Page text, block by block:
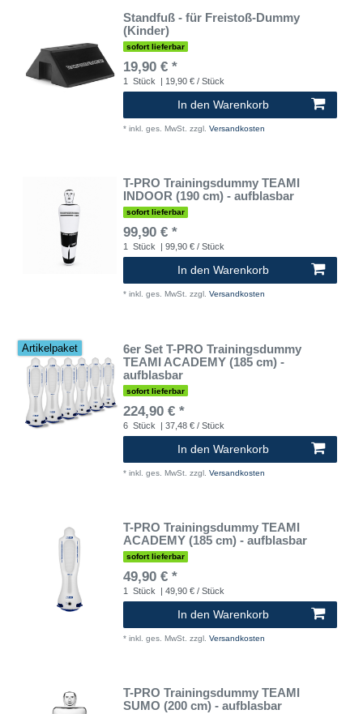
Standfuß - für Freistoß-Dummy
(Kinder)
sofort lieferbar
19,90 € *
1 Stück | 19,90 € / Stück
In den Warenkorb
* inkl. ges. MwSt. zzgl. Versandkosten
T-PRO Trainingsdummy TEAMI
INDOOR (190 cm) - aufblasbar
sofort lieferbar
99,90 € *
1 Stück | 99,90 € / Stück
In den Warenkorb
* inkl. ges. MwSt. zzgl. Versandkosten
Artikelpaket
6er Set T-PRO Trainingsdummy
TEAMI ACADEMY (185 cm) -
aufblasbar
sofort lieferbar
224,90 € *
6 Stück | 37,48 € / Stück
In den Warenkorb
* inkl. ges. MwSt. zzgl. Versandkosten
T-PRO Trainingsdummy TEAMI
ACADEMY (185 cm) - aufblasbar
sofort lieferbar
49,90 € *
1 Stück | 49,90 € / Stück
In den Warenkorb
* inkl. ges. MwSt. zzgl. Versandkosten
T-PRO Trainingsdummy TEAMI
SUMO (200 cm) - aufblasbar